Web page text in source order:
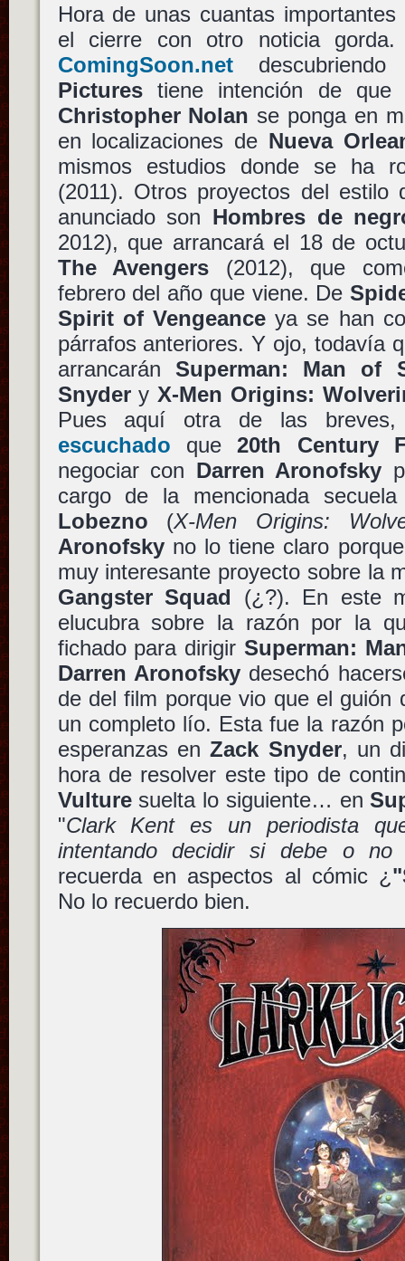
Hora de unas cuantas
el cierre con otro noticia
ComingSoon.net
Picturestiene intención de
Christopher Nolan se ponga en
en localizaciones de Nueva
mismos estudios donde se ha
(2011). Otros proyectos del estilo
anunciado son Hombres de
2012), que arrancará el 18 de
The Avengers (2012), que
febrero del año que viene. De
Spirit of Vengeanceya se han
párrafos anteriores. Y ojo, todavía
arrancarán Superman: Man of
Snydery X-Men Origins:
Pues aquí otra de las
escuchado que20th Century
negociar con Darren Aronofsky
cargo de la mencionada
Lobezno (X-Men Origins:
Aronofskyno lo tiene claro
muy interesante proyecto sobre la
Gangster Squad (¿?). En este
elucubra sobre la razón por la
fichado para dirigir Superman:
Darren Aronofskydesechó
de del film porque vio que el guión
un completo lío. Esta fue la razón
esperanzas enZack Snyder, un
hora de resolver este tipo de
Vulturesuelta lo siguiente… en
"Clark Kent es un periodista
intentando decidir si debe o no
recuerda en aspectos al cómic ¿
No lo recuerdo bien.